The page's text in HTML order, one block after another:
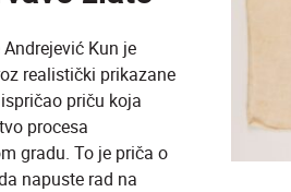
Kun je
realistički prikazane
priču koja
procesa
gradu. To je priča o
napuste rad na